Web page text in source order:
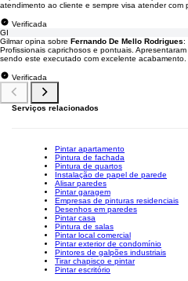
atendimento ao cliente e sempre visa atender
Verificada
GI
Gilmar opina sobre Fernando De Mello Rodrigues:
Profissionais caprichosos e pontuais.
sendo este executado com excelente acabamento.
Verificada
Serviços relacionados
Pintar apartamento
Pintura de fachada
Pintura de quartos
Instalação de papel de parede
Alisar paredes
Pintar garagem
Empresas de pinturas residenciais
Desenhos em paredes
Pintar casa
Pintura de salas
Pintar local comercial
Pintar exterior de condomínio
Pintores de galpões industriais
Tirar chapisco e pintar
Pintar escritório